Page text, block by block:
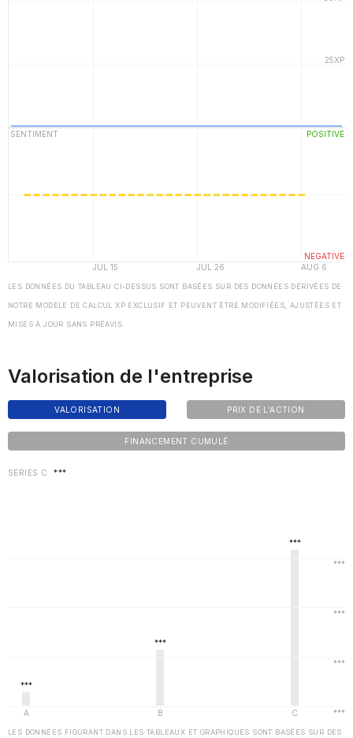
LES DONNÉES DU TABLEAU CI-DESSUS SONT BASÉES SUR DES DONNÉES DÉRIVÉES DE
NOTRE MODÈLE DE CALCUL XP EXCLUSIF ET PEUVENT ÊTRE MODIFIÉES, AJUSTÉES ET
MISES À JOUR SANS PRÉAVIS.
Valorisation de l'entreprise
VALORISATION PRIX DE L'ACTION
FINANCEMENT CUMULÉ
SERIES C ***
LES DONNÉES FIGURANT DANS LES TABLEAUX ET GRAPHIQUES SONT BASÉES SUR DES